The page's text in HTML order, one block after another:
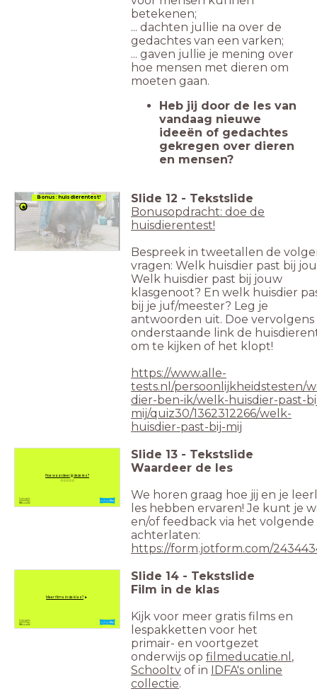
betekenen;
... dachten jullie na over de
gedachtes van een varken;
... gaven jullie je mening over
hoe mensen met dieren om
moeten gaan.
Heb jij door de les van
vandaag nieuwe
ideeën of gedachtes
gekregen over dieren
en mensen?
Bonus: huisdierentest! Slide 12 - Tekstslide
Bonusopdracht: doe de
huisdierentest!
Bespreek in tweetallen de
vragen: Welk huisdier past bij
Welk huisdier past bij jouw
klasgenoot? En welk huisdier
bij je juf/meester? Leg je
antwoorden uit. Doe vervolgens
onderstaande link de
om te kijken of het klopt!
https://www.alle-
tests.nl/persoonlijkheidstesten/
dier-ben-ik/welk-huisdier-past-
mij/quiz30/1362312266/welk-
huisdier-past-bij-mij
Hoe waardeer jij deze les?
☆☆☆☆☆
Slide 13 - Tekstslide
Waardeer de les
We horen graag hoe jij en je
les hebben ervaren! Je kunt je
en/of feedback via het
achterlaten:
https://form.jotform.com/
Meer films in de klas? ►
Slide 14 - Tekstslide
Film in de klas
Kijk voor meer gratis films en
lespakketten voor het
primair- en voortgezet
onderwijs op filmeducatie.nl ,
Schooltv of in IDFA's online
collectie.